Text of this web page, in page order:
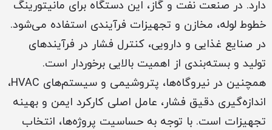
دارد. در صنعت نفت و گاز، این دستگاه برای مانیتورینگ
خطوط لوله، مخازن و تجهیزات فرآیندی استفاده می‌شود.
در صنایع غذایی و دارویی، کنترل فشار در فرآیندهای
تولید و بسته‌بندی از اهمیت بالایی برخوردار است.
همچنین در نیروگاه‌ها، پتروشیمی و سیستم‌های HVAC،
اندازه‌گیری دقیق فشار، عامل اصلی کارکرد ایمن و بهینه
تجهیزات است. با توجه به حساسیت پروژه‌ها، انتخاب